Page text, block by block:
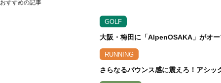
おすすめの記事
GOLF
大阪・梅田に「AlpenOSAKA」がオ
RUNNING
さらなるバウンス感に震えろ！アシ